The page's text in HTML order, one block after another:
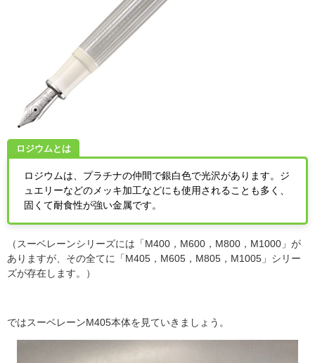
ロジウムとは
ロジウムは、プラチナの仲間で銀白色で光沢があります。ジ
ュエリーなどのメッキ加工などにも使用されることも多く、
固くて耐食性が強い金属です。
（スーベレーンシリーズには「 M400 ， M600 ， M800 ， M1000 」が
ありますが、その全てに「 M405 ， M605 ， M805 ， M1005 」シリー
ズが存在します。）
ではスーベレーンM405本体を見ていきましょう。